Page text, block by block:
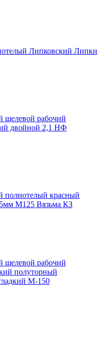
Липковский Липки
щелевой рабочий
двойной 2,1 НФ
полнотелый красный
М125 Вязьма КЗ
щелевой рабочий
полуторный
М-150